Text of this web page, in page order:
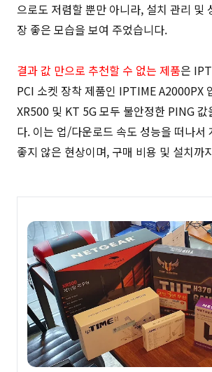
으로도 저렴할 뿐만 아니라, 설치 관리 및
장 좋은 모습을 보여 주었습니다.
결과 값 만으로 추천할 수 없는 제품은
PCI 소켓 장착 제품인 IPTIME A2000PX
XR500 및 KT 5G 모두 불안정한 PING 값
다. 이는 업/다운로드 속도 성능을 떠나서
좋지 않은 현상이며, 구매 비용 및 설치까